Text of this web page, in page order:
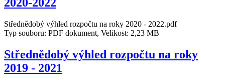
Střednědobý výhled rozpočtu na roky 2020 - 2022.pdf
Typ souboru: PDF dokument, Velikost: 2,23 MB
Střednědobý výhled rozpočtu na roky
2019 - 2021